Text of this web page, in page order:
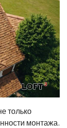
только
монтажа.